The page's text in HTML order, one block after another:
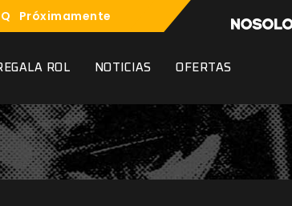
Próximamente
ROL NOTICIAS OFERTAS